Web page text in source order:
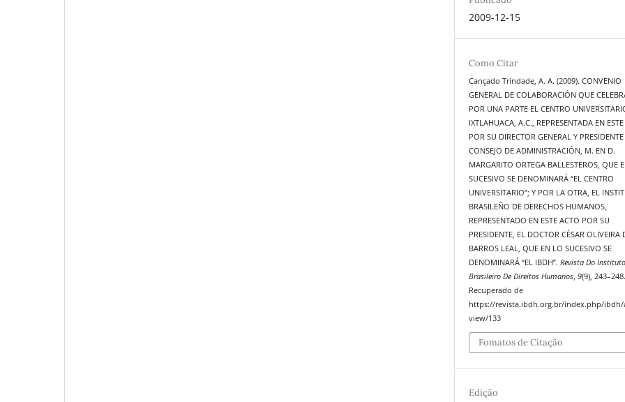
2009-12-15
Como Citar
Cançado Trindade, A. A. (2009). CONVENIO
GENERAL DE COLABORACIÓN QUE
POR UNA PARTE EL CENTRO
IXTLAHUACA, A.C., REPRESENTADA EN
POR SU DIRECTOR GENERAL Y
CONSEJO DE ADMINISTRACIÓN, M. EN D.
MARGARITO ORTEGA BALLESTEROS, QUE
SUCESIVO SE DENOMINARÁ “EL CENTRO
UNIVERSITARIO”; Y POR LA OTRA, EL
BRASILEÑO DE DERECHOS HUMANOS,
REPRESENTADO EN ESTE ACTO POR SU
PRESIDENTE, EL DOCTOR CÉSAR OLIVEIRA
BARROS LEAL, QUE EN LO SUCESIVO SE
DENOMINARÁ “EL IBDH”.Revista Do Instituto
Brasileiro De Direitos Humanos,9(9), 243–248.
Recuperado de
https://revista.ibdh.org.br/index.php/ibdh/
view/133
Fomatos de Citação
Edição